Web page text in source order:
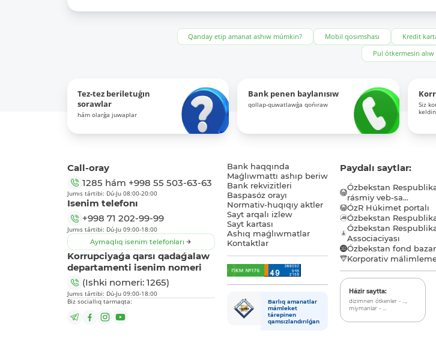
Qanday etip amanat ashıw múmkin? Mobil qosımshası Kredit
Pul ótkermesin alıw
Tez-tez beriletuǵın
sorawlar
hám olarǵa juwaplar
Bank penen baylanısıw
qollap-quwatlawǵa qońıraw
Siz
Call-oray
1285 hám +998 55 503-63-63
Jumıs tártibi: Dú-Ju 08:00-20:00
Isenim telefonı
+998 71 202-99-99
Jumıs tártibi: Dú-Ju 09:00-18:00
Aymaqlıq isenim telefonları
Korrupciyaǵa qarsı qadaǵalaw
departamenti isenim nomeri
(Ishki nomeri: 1265)
Jumıs tártibi: Dú-Ju 09:00-18:00
Biz sociallıq tarmaqta:
Bank haqqında
Maǵlıwmattı ashıp beriw
Bank rekvizitleri
Baspasóz orayı
Normativ-huqıqıy aktler
Sayt arqalı izlew
Sayt kartası
Ashıq maǵlıwmatlar
Kontaktlar
Barlıq amanatlar
mámleket
tárepinen
qamsızlandırılǵan
Paydalı saytlar:
Ózbekstan
rásmiy veb-sa...
ÓzR Húkimet portalı
Ózbekstan
Ózbekstan
Associaciyası
Ózbekstan fond
Korporativ
Házir saytta:
dizimnen ótkenler - ...,
miymanlar - ...